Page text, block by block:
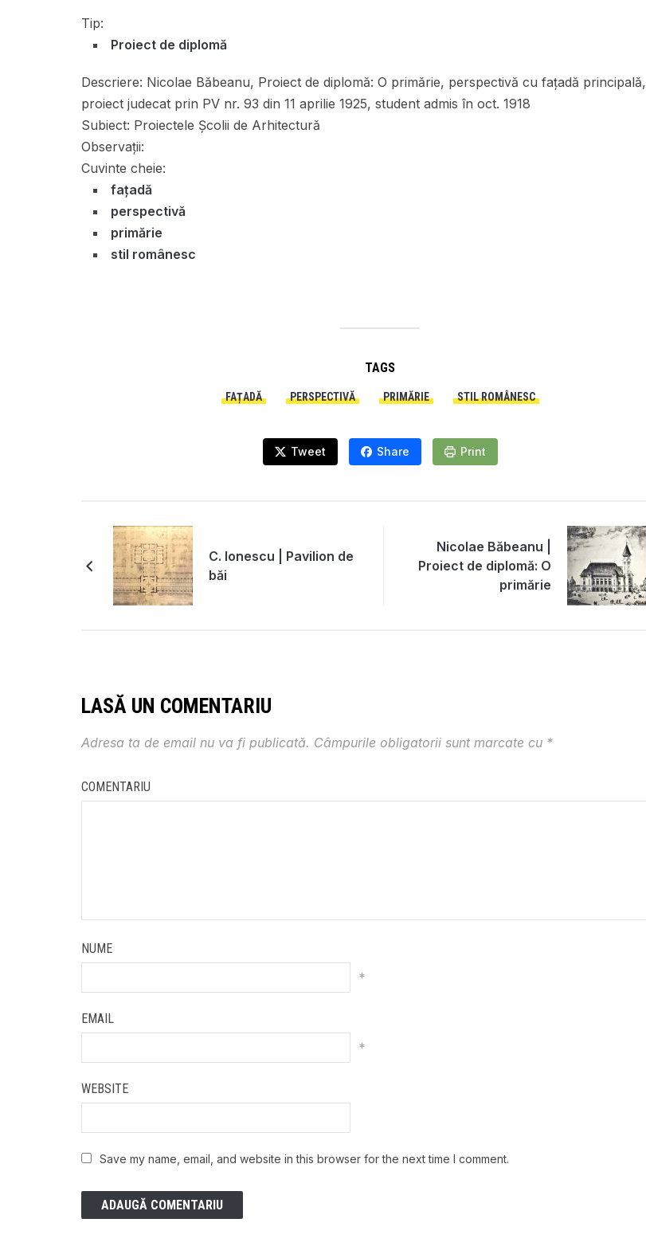
Tip:
Proiect de diplomă
Descriere: Nicolae Băbeanu, Proiect de diplomă: O primărie, perspectivă cu fațadă principală,
proiect judecat prin PV nr. 93 din 11 aprilie 1925, student admis în oct. 1918
Subiect: Proiectele Școlii de Arhitectură
Observații:
Cuvinte cheie:
fațadă
perspectivă
primărie
stil românesc
TAGS
FAȚADĂ PERSPECTIVĂ PRIMĂRIE STIL ROMÂNESC
Tweet Share Print
C. Ionescu | Pavilion de
băi
Nicolae Băbeanu |
Proiect de diplomă: O
primărie
LASĂ UN COMENTARIU
Adresa ta de email nu va fi publicată. Câmpurile obligatorii sunt marcate cu *
COMENTARIU
NUME
*
EMAIL
*
WEBSITE
Save my name, email, and website in this browser for the next time I comment.